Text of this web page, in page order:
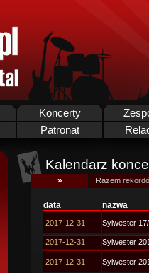
Koncerty
Patronat
Kalendarz
» Razem
data nazwa
2017-12-31 Sylwester
2017-12-31 Sylwester
2017-12-31 Sylwester